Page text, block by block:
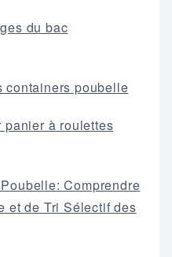
du bac
containers poubelle
panier à roulettes
Comprendre
et de Tri Sélectif des